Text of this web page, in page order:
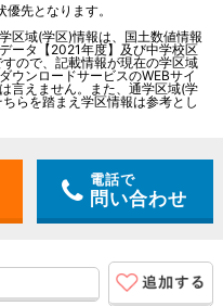
先となります。
区域(学区)情報は、国土数値情報
ータ【2021年度】及び中学校区
ので、記載情報が現在の学区域
ウンロードサービスのWEBサイ
言えません。また、通学区域(学
らを踏まえ学区情報は参考とし
電話で
問い合わせ